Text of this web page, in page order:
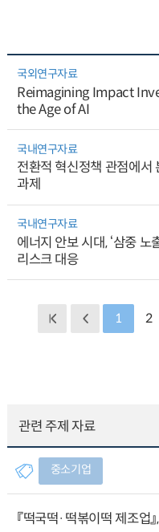
국외연구자료
Reimagining Impact
the Age of AI
국내연구자료
전환적 혁신정책 관점에서
과제
국내연구자료
에너지 안보 시대, ‘삼중 노
리스크 대응
1 2
관련 주제 자료
중소기업
『떡국떡·떡볶이떡 제조업